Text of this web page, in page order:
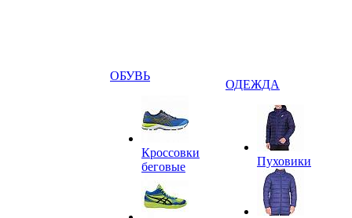
ОБУВЬ
Кроссовки
беговые
ОДЕЖДА
Пуховики